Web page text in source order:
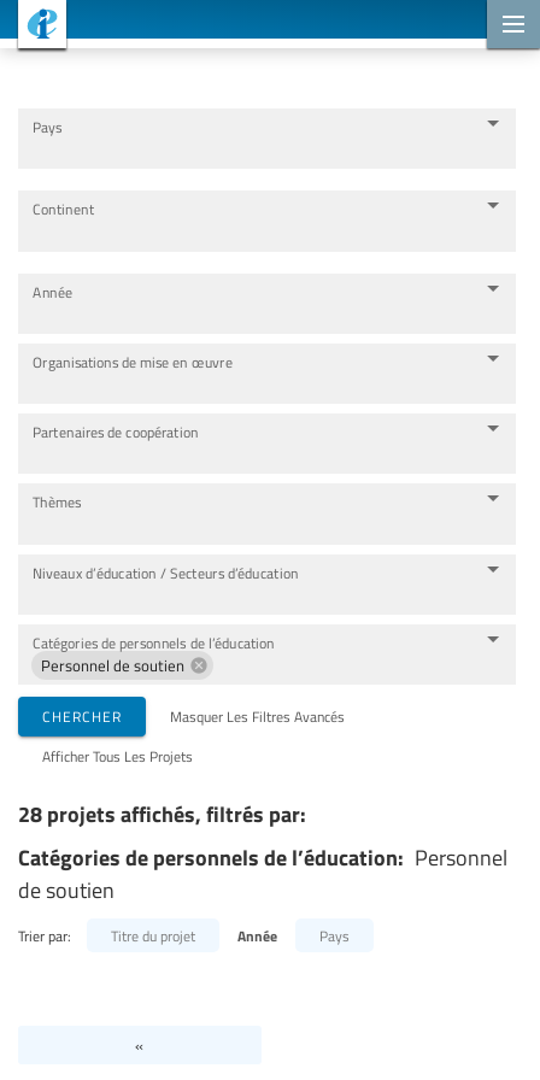
Pays
Continent
Année
Organisations de mise en œuvre
Partenaires de coopération
Thèmes
Niveaux d’éducation / Secteurs d’éducation
Catégories de personnels de l’éducation
Personnel de soutien
CHERCHER Masquer Les Filtres Avancés
Afficher Tous Les Projets
28 projets affichés, filtrés par:
Catégories de personnels de l’éducation: Personnel
de soutien
Trier par: Titre du projet Année Pays
«